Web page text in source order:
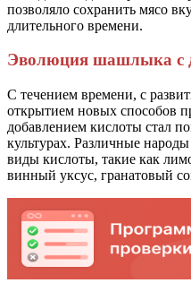
позволяло сохранить мясо
длительного времени.
Эволюция шашлыка с
С течением времени, с
открытием новых способов
добавлением кислоты стал
культурах. Различные
виды кислоты, такие как
винный уксус, гранатовый